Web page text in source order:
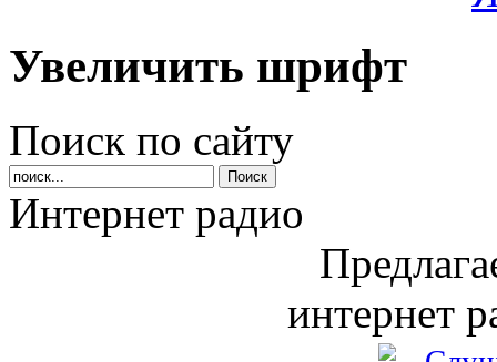
Увеличить шрифт
Поиск по сайту
Интернет радио
интернет